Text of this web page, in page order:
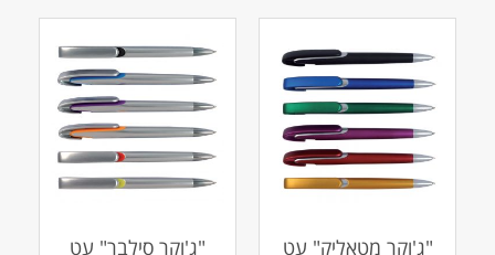
"ג'וקר מטאליק" עט
"ג'וקר סילבר" עט